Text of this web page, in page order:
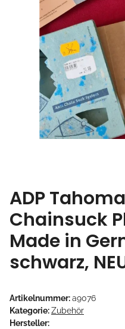
ADP
Chainsuck
Made in
schwarz,
Artikelnummer:a9076
Kategorie:Zubehör
Hersteller: